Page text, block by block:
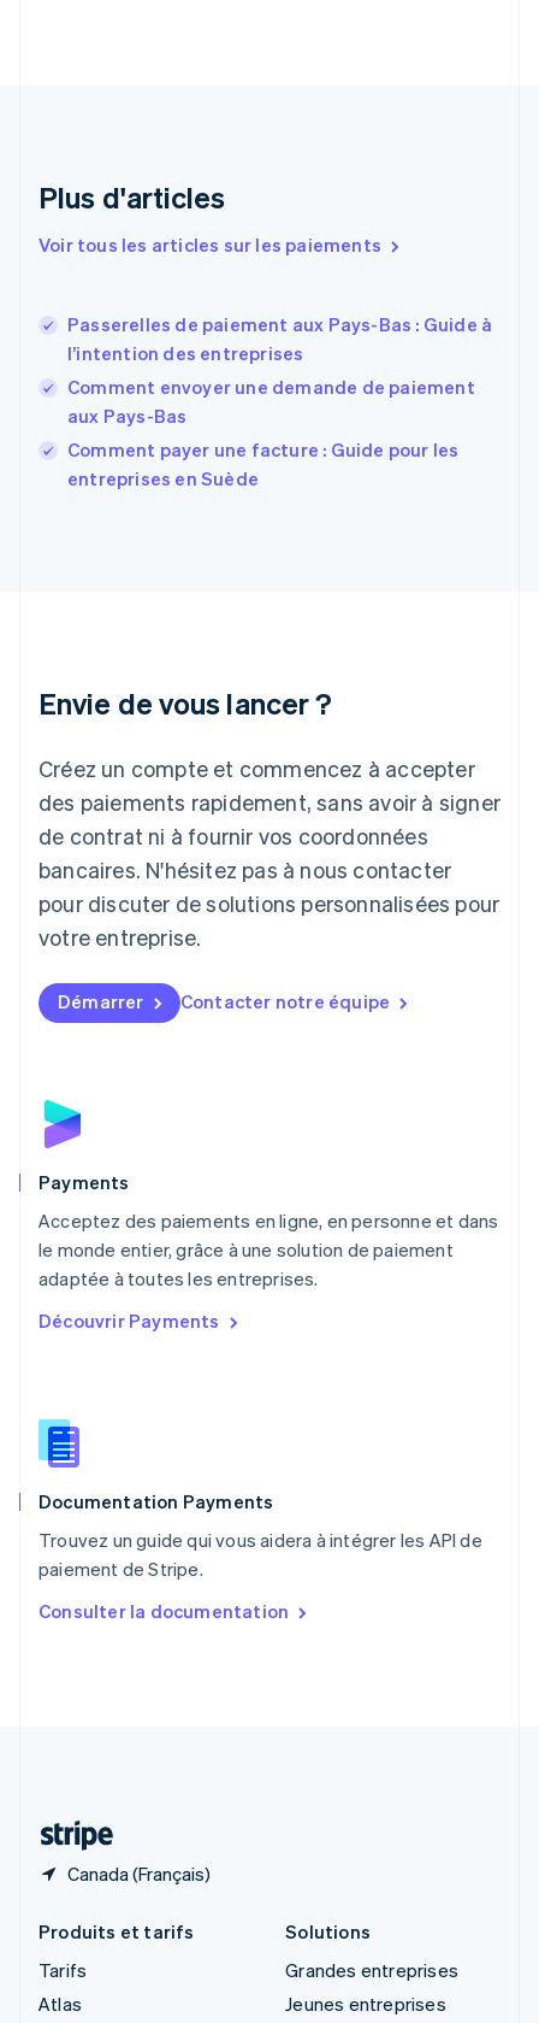
Plus d'articles
Voir tous les articles sur les paiements
Passerelles de paiement aux Pays-Bas : Guide à
l’intention des entreprises
Comment envoyer une demande de paiement
aux Pays-Bas
Comment payer une facture : Guide pour les
entreprises en Suède
Envie de vous lancer ?
Créez un compte et commencez à accepter
des paiements rapidement, sans avoir à signer
de contrat ni à fournir vos coordonnées
bancaires. N'hésitez pas à nous contacter
pour discuter de solutions personnalisées pour
votre entreprise.
Démarrer Contacter notre équipe
Payments
Acceptez des paiements en ligne, en personne et dans
le monde entier, grâce à une solution de paiement
adaptée à toutes les entreprises.
Découvrir Payments
Documentation Payments
Trouvez un guide qui vous aidera à intégrer les API de
paiement de Stripe.
Consulter la documentation
Canada (Français)
Español English
English
Finlande
EnglishSvenska
FrançaisEnglish
Gibraltar
English
Grèce
English
Japon
Lettonie
English
Liechtenstein
DeutschEnglish
Lituanie
Luxembourg
FrançaisDeutschEnglish
English简体中文
Malte
Norvège
English
English
NederlandsEnglish
Pologne
English
PortuguêsEnglish
English
Roumanie
Royaume-Uni
Singapour
English 简体中文
English
Produits et tarifs
Tarifs
Atlas
Solutions
Grandes entreprises
Jeunes entreprises